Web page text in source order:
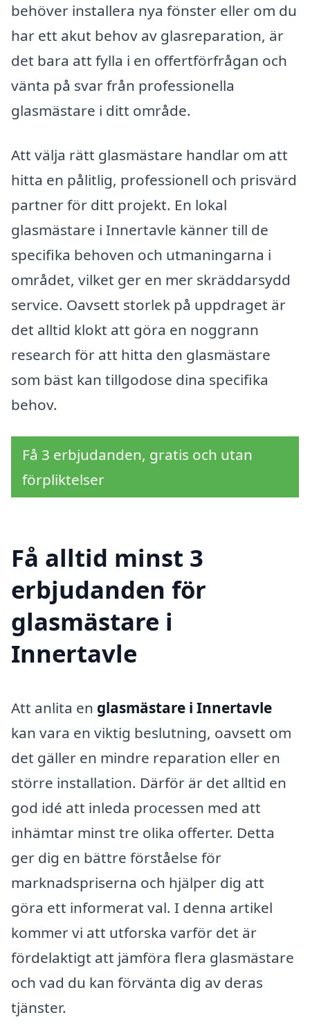
behöver installera nya fönster eller om du
har ett akut behov av glasreparation, är
det bara att fylla i en offertförfrågan och
vänta på svar från professionella
glasmästare i ditt område.
Att välja rätt glasmästare handlar om att
hitta en pålitlig, professionell och prisvärd
partner för ditt projekt. En lokal
glasmästare i Innertavle känner till de
specifika behoven och utmaningarna i
området, vilket ger en mer skräddarsydd
service. Oavsett storlek på uppdraget är
det alltid klokt att göra en noggrann
research för att hitta den glasmästare
som bäst kan tillgodose dina specifika
behov.
Få 3 erbjudanden, gratis och utan
förpliktelser
Få alltid minst 3
erbjudanden för
glasmästare i
Innertavle
Att anlita en glasmästare i Innertavle
kan vara en viktig beslutning, oavsett om
det gäller en mindre reparation eller en
större installation. Därför är det alltid en
god idé att inleda processen med att
inhämtar minst tre olika offerter. Detta
ger dig en bättre förståelse för
marknadspriserna och hjälper dig att
göra ett informerat val. I denna artikel
kommer vi att utforska varför det är
fördelaktigt att jämföra flera glasmästare
och vad du kan förvänta dig av deras
tjänster.